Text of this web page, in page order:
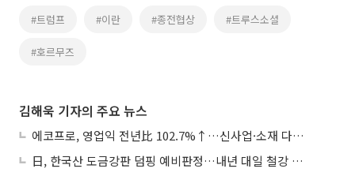
#트럼프 #이란 #종전협상 #트루스소셜
#호르무즈
김해욱 기자의 주요 뉴스
에코프로, 영업익 전년比 102.7%↑…신사업·소재 다각화 박차
日, 한국산 도금강판 덤핑 예비판정…내년 대일 철강 수출 ‘빨간불’